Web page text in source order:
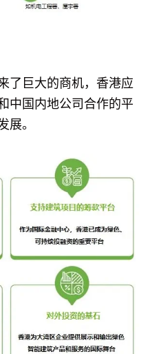
了巨大的商机，香港应
中国内地公司合作的平
展。